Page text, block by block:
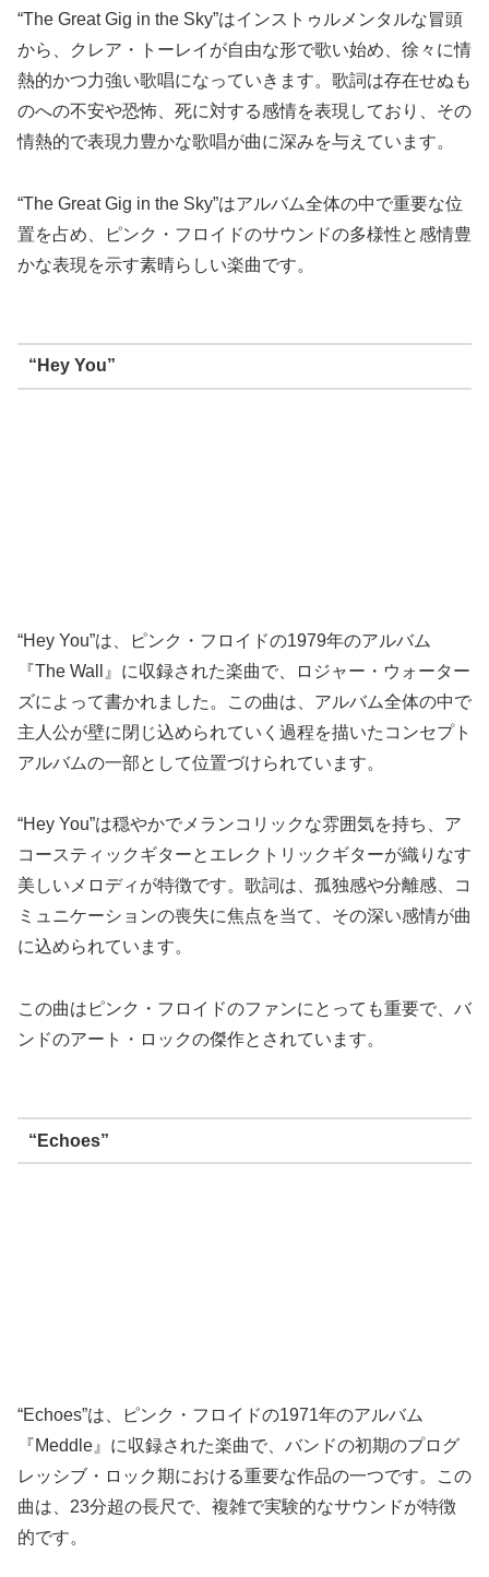
“The Great Gig in the Sky”はインストゥルメンタルな冒頭
から、クレア・トーレイが自由な形で歌い始め、徐々に情
熱的かつ力強い歌唱になっていきます。歌詞は存在せぬも
のへの不安や恐怖、死に対する感情を表現しており、その
情熱的で表現力豊かな歌唱が曲に深みを与えています。
“The Great Gig in the Sky”はアルバム全体の中で重要な位
置を占め、ピンク・フロイドのサウンドの多様性と感情豊
かな表現を示す素晴らしい楽曲です。
“Hey You”
“Hey You”は、ピンク・フロイドの1979年のアルバム
『The Wall』に収録された楽曲で、ロジャー・ウォーター
ズによって書かれました。この曲は、アルバム全体の中で
主人公が壁に閉じ込められていく過程を描いたコンセプト
アルバムの一部として位置づけられています。
“Hey You”は穏やかでメランコリックな雰囲気を持ち、ア
コースティックギターとエレクトリックギターが織りなす
美しいメロディが特徴です。歌詞は、孤独感や分離感、コ
ミュニケーションの喪失に焦点を当て、その深い感情が曲
に込められています。
この曲はピンク・フロイドのファンにとっても重要で、バ
ンドのアート・ロックの傑作とされています。
“Echoes”
“Echoes”は、ピンク・フロイドの1971年のアルバム
『Meddle』に収録された楽曲で、バンドの初期のプログ
レッシブ・ロック期における重要な作品の一つです。この
曲は、23分超の長尺で、複雑で実験的なサウンドが特徴
的です。